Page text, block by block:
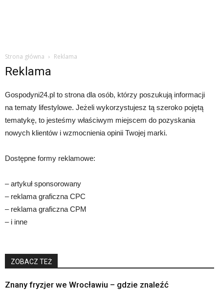
Strona główna Reklama
Reklama
Gospodyni24.pl to strona dla osób, którzy poszukują informacji
na tematy lifestylowe. Jeżeli wykorzystujesz tą szeroko pojętą
tematykę, to jesteśmy właściwym miejscem do pozyskania
nowych klientów i wzmocnienia opinii Twojej marki.
Dostępne formy reklamowe:
– artykuł sponsorowany
– reklama graficzna CPC
– reklama graficzna CPM
– i inne
ZOBACZ TEŻ
Znany fryzjer we Wrocławiu – gdzie znaleźć